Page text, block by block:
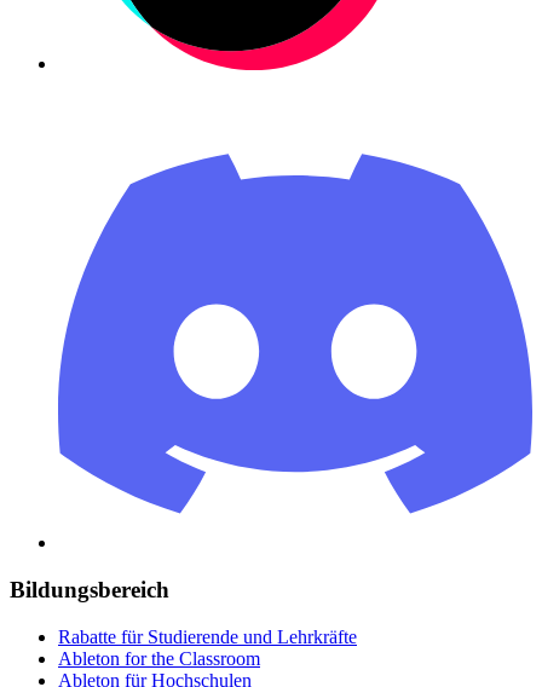
Bildungsbereich
Rabatte für Studierende und Lehrkräfte
Ableton for the Classroom
Ableton für Hochschulen